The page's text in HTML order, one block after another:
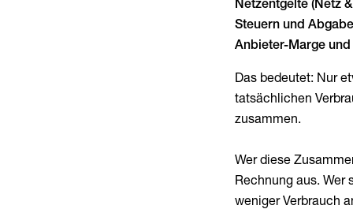
Netzentgelte (Netz
Steuern und
Anbieter-Marge
Das bedeutet: Nur
tatsächlichen
zusammen.
Wer diese
Rechnung aus. Wer
weniger Verbrauch